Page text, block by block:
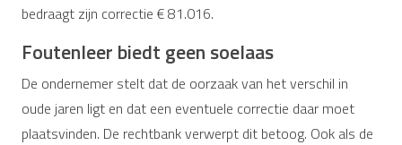
bedraagt zijn correctie € 81.016.
Foutenleer biedt geen soelaas
De ondernemer stelt dat de oorzaak van het verschil in
oude jaren ligt en dat een eventuele correctie daar moet
plaatsvinden. De rechtbank verwerpt dit betoog. Ook als de